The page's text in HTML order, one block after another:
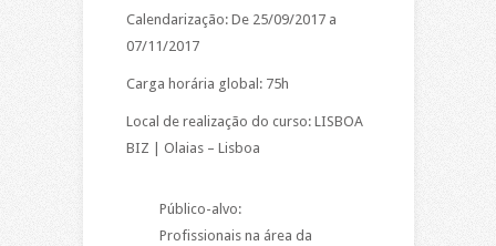
Calendarização: De 25/09/2017 a
07/11/2017
Carga horária global: 75h
Local de realização do curso: LISBOA
BIZ | Olaias – Lisboa
Público-alvo:
Profissionais na área da